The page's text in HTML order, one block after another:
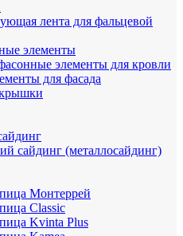
лента для фальцевой
элементы
элементы для кровли
для фасада
сайдинг (металлосайдинг)
Монтеррей
Classic
Kvinta Plus